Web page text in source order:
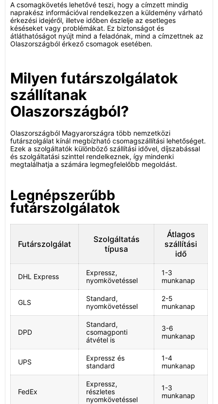
A csomagkövetés lehetővé teszi, hogy a címzett mindig
naprakész információval rendelkezzen a küldemény várható
érkezési idejéről, illetve időben észlelje az esetleges
késéseket vagy problémákat. Ez biztonságot és
átláthatóságot nyújt mind a feladónak, mind a címzettnek az
Olaszországból érkező csomagok esetében.
Milyen futárszolgálatok
szállítanak
Olaszországból?
Olaszországból Magyarországra több nemzetközi
futárszolgálat kínál megbízható csomagszállítási lehetőséget.
Ezek a szolgáltatók különböző szállítási idővel, díjszabással
és szolgáltatási szinttel rendelkeznek, így mindenki
megtalálhatja a számára legmegfelelőbb megoldást.
Legnépszerűbb
futárszolgálatok
Futárszolgálat
Szolgáltatás
típusa
Átlagos
szállítási
idő
DHL Express
Expressz,
nyomkövetéssel
1-3
munkanap
GLS
Standard,
nyomkövetéssel
2-5
munkanap
DPD
Standard,
csomagponti
átvétel is
3-6
munkanap
UPS
Expressz és
standard
1-4
munkanap
FedEx
Expressz,
részletes
nyomkövetéssel
1-3
munkanap